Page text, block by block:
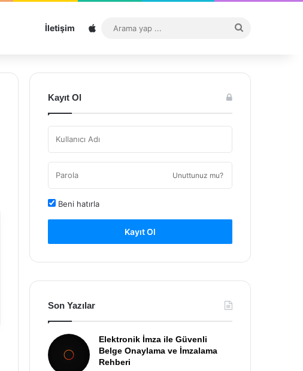
İletişim Sitemap
...
Kayıt Ol
Unuttunuz mu?
Beni hatırla
Kayıt Ol
Son Yazılar
Elektronik İmza ile Güvenli
Belge Onaylama ve İmzalama
Rehberi